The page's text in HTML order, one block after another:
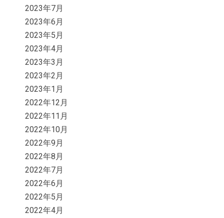
2023年7月
2023年6月
2023年5月
2023年4月
2023年3月
2023年2月
2023年1月
2022年12月
2022年11月
2022年10月
2022年9月
2022年8月
2022年7月
2022年6月
2022年5月
2022年4月